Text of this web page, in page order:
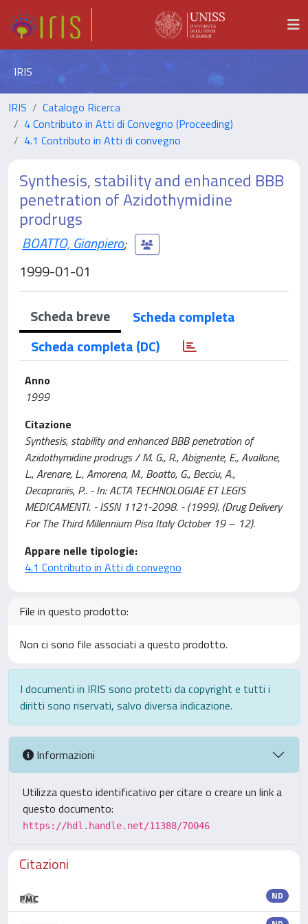
IRIS
IRIS
Catalogo Ricerca
4 Contributo in Atti di Convegno (Proceeding)
4.1 Contributo in Atti di convegno
Synthesis, stability and enhanced BBB
penetration of Azidothymidine
prodrugs
BOATTO, Gianpiero;
1999-01-01
Scheda breve
Scheda completa
Scheda completa (DC)
Anno
1999
Citazione
Synthesis, stability and enhanced BBB penetration of
Azidothymidine prodrugs / M. G., R., Abignente, E., Avallone,
L., Arenare, L., Amorena, M., Boatto, G., Becciu, A.,
Decaprariis, P.. - In: ACTA TECHNOLOGIAE ET LEGIS
MEDICAMENTI. - ISSN 1121-2098. - (1999). (Drug Delivery
For The Third Millennium Pisa Italy October 19 – 12).
Appare nelle tipologie:
4.1 Contributo in Atti di convegno
File in questo prodotto:
Non ci sono file associati a questo prodotto.
I documenti in IRIS sono protetti da copyright e tutti i
diritti sono riservati, salvo diversa indicazione.
Informazioni
Utilizza questo identificativo per citare o creare un link a
questo documento:
https://hdl.handle.net/11388/70046
Citazioni
ND